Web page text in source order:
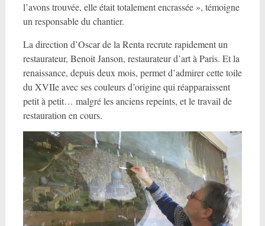
l’avons trouvée, elle était totalement encrassée », témoigne
un responsable du chantier.
La direction d’Oscar de la Renta recrute rapidement un
restaurateur, Benoit Janson, restaurateur d’art à Paris. Et la
renaissance, depuis deux mois, permet d’admirer cette toile
du XVIIe avec ses couleurs d’origine qui réapparaissent
petit à petit… malgré les anciens repeints, et le travail de
restauration en cours.